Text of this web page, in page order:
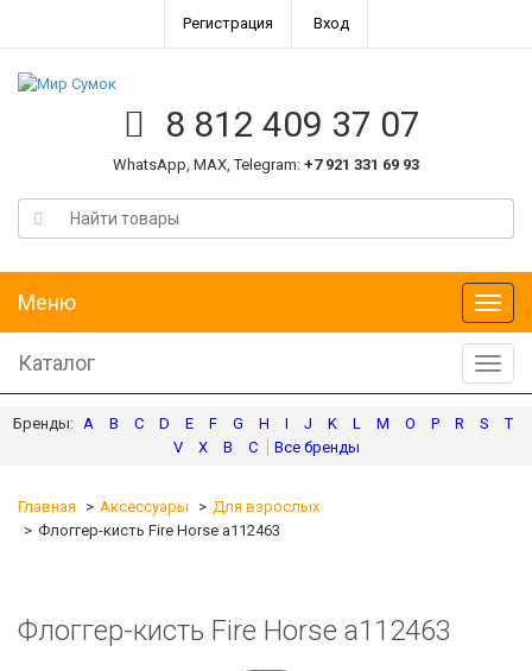
Регистрация Вход
8 812 409 37 07
WhatsApp, MAX, Telegram: +7 921 331 69 93
Меню
Меню
Каталог
A B C D E F G H I J K L M O P R S
T
V
X В С
Главная Аксессуары
Для взрослых
Флоггер-кисть Fire Horse а112463
Флоггер-кисть Fire Horse а112463